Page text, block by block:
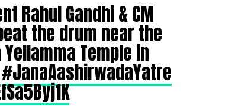
Rahul Gandhi & CM
the drum near the
Temple in
#JanaAashirwadaYatre